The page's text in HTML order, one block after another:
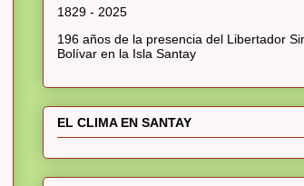
1829 - 2025
196 años de la presencia del Libertador
Bolívar en la Isla Santay
EL CLIMA EN SANTAY